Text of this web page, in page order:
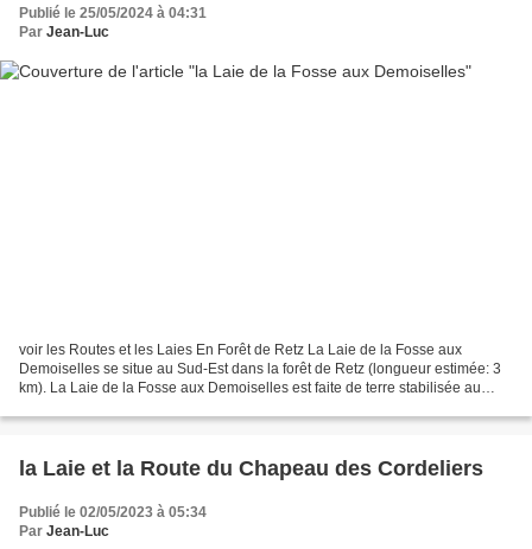
Publié le 25/05/2024 à 04:31
Par Jean-Luc
voir les Routes et les Laies En Forêt de Retz La Laie de la Fosse aux
Demoiselles se situe au Sud-Est dans la forêt de Retz (longueur estimée: 3
km). La Laie de la Fosse aux Demoiselles est faite de terre stabilisée au
la Laie et la Route du Chapeau des Cordeliers
Publié le 02/05/2023 à 05:34
Par Jean-Luc